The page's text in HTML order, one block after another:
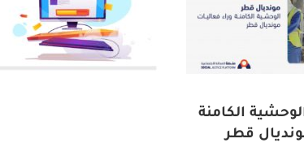
قطر٫ الوحشية الكامنة
قطر